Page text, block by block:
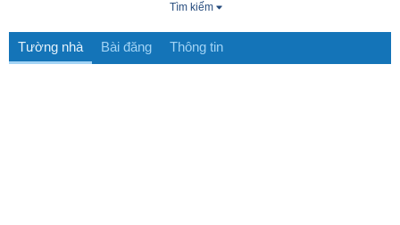
Tìm kiếm
Tường nhà Bài đăng Thông tin